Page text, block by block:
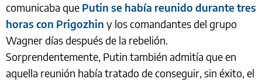
comunicaba que Putin se había reunido durante tres
horas con Prigozhin y los comandantes del grupo
Wagner días después de la rebelión.
Sorprendentemente, Putin también admitía que en
aquella reunión había tratado de conseguir, sin éxito, el